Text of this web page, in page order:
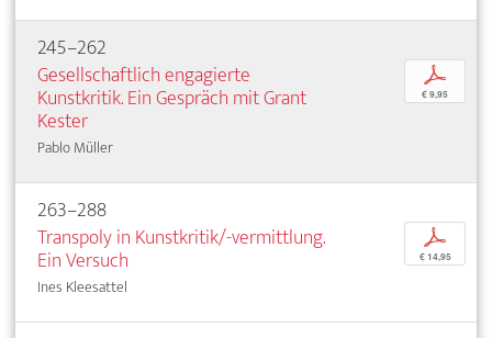
245–262
Gesellschaftlich engagierte
Kunstkritik. Ein Gespräch mit Grant
Kester
Pablo Müller
p
€ 9,95
263–288
Transpoly in Kunstkritik/-vermittlung.
Ein Versuch
Ines Kleesattel
p
€ 14,95